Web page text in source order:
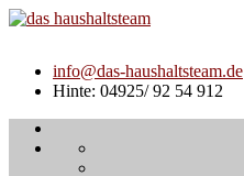
info@das-haushaltsteam.de
Hinte: 04925/ 92 54 912